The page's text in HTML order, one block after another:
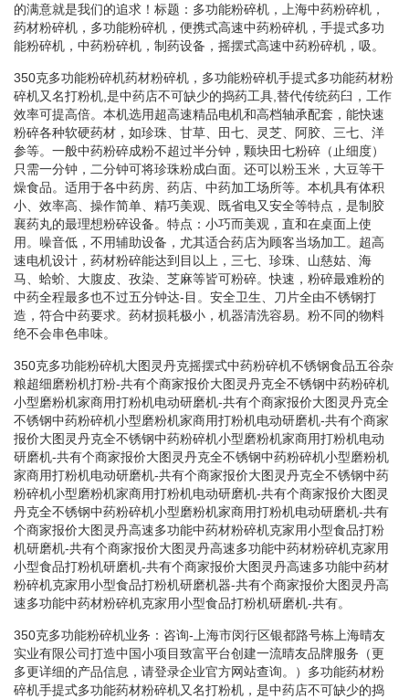
的满意就是我们的追求！标题：多功能粉碎机，上海中药粉碎机，
药材粉碎机，多功能粉碎机，便携式高速中药粉碎机，手提式多功
能粉碎机，中药粉碎机，制药设备，摇摆式高速中药粉碎机，吸。
350克多功能粉碎机药材粉碎机，多功能粉碎机手提式多功能药材粉
碎机又名打粉机,是中药店不可缺少的捣药工具,替代传统药臼，工作
效率可提高倍。本机选用超高速精品电机和高档轴承配套，能快速
粉碎各种软硬药材，如珍珠、甘草、田七、灵芝、阿胶、三七、洋
参等。一般中药粉碎成粉不超过半分钟，颗块田七粉碎（止细度）
只需一分钟，二分钟可将珍珠粉成白面。还可以粉玉米，大豆等干
燥食品。适用于各中药房、药店、中药加工场所等。本机具有体积
小、效率高、操作简单、精巧美观、既省电又安全等特点，是制胶
襄药丸的最理想粉碎设备。特点：小巧而美观，直和在桌面上使
用。噪音低，不用辅助设备，尤其适合药店为顾客当场加工。超高
速电机设计，药材粉碎能达到目以上，三七、珍珠、山慈姑、海
马、蛤蚧、大腹皮、孜染、芝麻等皆可粉碎。快速，粉碎最难粉的
中药全程最多也不过五分钟达-目。安全卫生、刀片全由不锈钢打
造，符合中药要求。药材损耗极小，机器清洗容易。粉不同的物料
绝不会串色串味。
350克多功能粉碎机大图灵丹克摇摆式中药粉碎机不锈钢食品五谷杂
粮超细磨粉机打粉-共有个商家报价大图灵丹克全不锈钢中药粉碎机
小型磨粉机家商用打粉机电动研磨机-共有个商家报价大图灵丹克全
不锈钢中药粉碎机小型磨粉机家商用打粉机电动研磨机-共有个商家
报价大图灵丹克全不锈钢中药粉碎机小型磨粉机家商用打粉机电动
研磨机-共有个商家报价大图灵丹克全不锈钢中药粉碎机小型磨粉机
家商用打粉机电动研磨机-共有个商家报价大图灵丹克全不锈钢中药
粉碎机小型磨粉机家商用打粉机电动研磨机-共有个商家报价大图灵
丹克全不锈钢中药粉碎机小型磨粉机家商用打粉机电动研磨机-共有
个商家报价大图灵丹高速多功能中药材粉碎机克家用小型食品打粉
机研磨机-共有个商家报价大图灵丹高速多功能中药材粉碎机克家用
小型食品打粉机研磨机-共有个商家报价大图灵丹高速多功能中药材
粉碎机克家用小型食品打粉机研磨机器-共有个商家报价大图灵丹高
速多功能中药材粉碎机克家用小型食品打粉机研磨机-共有。
350克多功能粉碎机业务：咨询-上海市闵行区银都路号栋上海晴友
实业有限公司打造中国小项目致富平台创建一流晴友品牌服务（更
多更详细的产品信息，请登录企业官方网站查询。）多功能药材粉
碎机手提式多功能药材粉碎机又名打粉机，是中药店不可缺少的捣